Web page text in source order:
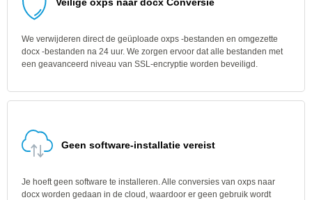
We verwijderen direct de geüploade oxps -bestanden en omgezette
docx -bestanden na 24 uur. We zorgen ervoor dat alle bestanden met
een geavanceerd niveau van SSL-encryptie worden beveiligd.
Geen software-installatie vereist
Je hoeft geen software te installeren. Alle conversies van oxps naar
docx worden gedaan in de cloud, waardoor er geen gebruik wordt